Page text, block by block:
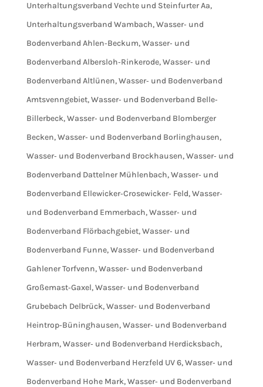
Unterhaltungsverband Vechte und Steinfurter Aa,
Unterhaltungsverband Wambach,Wasser‐ und
Bodenverband Ahlen‐Beckum,Wasser‐ und
Bodenverband Albersloh‐Rinkerode,Wasser‐ und
Bodenverband Altlünen,Wasser‐ und Bodenverband
Amtsvenngebiet,Wasser‐ und Bodenverband Belle‐
Billerbeck,Wasser‐ und Bodenverband Blomberger
Becken,Wasser‐ und Bodenverband Borlinghausen,
Wasser‐ und Bodenverband Brockhausen,Wasser‐ und
Bodenverband Dattelner Mühlenbach,Wasser‐ und
Bodenverband Ellewicker‐Crosewicker‐ Feld,Wasser‐
und Bodenverband Emmerbach,Wasser‐ und
Bodenverband Flörbachgebiet,Wasser‐ und
Bodenverband Funne,Wasser‐ und Bodenverband
Gahlener Torfvenn,Wasser‐ und Bodenverband
Großemast‐Gaxel,Wasser‐ und Bodenverband
Grubebach Delbrück,Wasser‐ und Bodenverband
Heintrop‐Büninghausen,Wasser‐ und Bodenverband
Herbram,Wasser‐ und Bodenverband Herdicksbach,
Wasser‐ und Bodenverband Herzfeld UV 6,Wasser‐ und
Bodenverband Hohe Mark,Wasser‐ und Bodenverband